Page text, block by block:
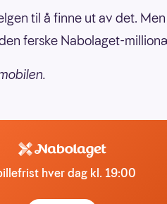
til å finne ut av det.
ferske Nabolaget-
hver dag kl. 19:00